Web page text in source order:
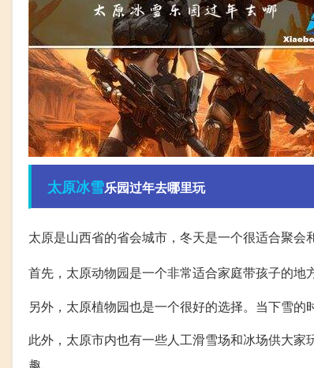
太原冰雪乐园过年去哪里玩
太原是山西省的省会城市，冬天是一个很适合聚会
首先，太原动物园是一个非常适合家庭带孩子的地方
另外，太原植物园也是一个很好的选择。当下雪的
此外，太原市内也有一些人工滑雪场和冰场供大